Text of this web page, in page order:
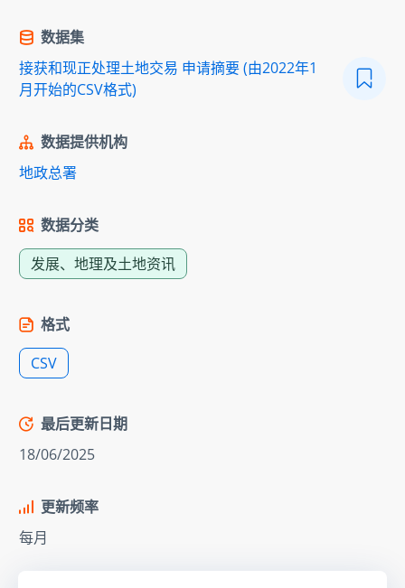
数据集
接获和现正处理土地交易 申请摘要 (由2022年1
月开始的CSV格式)
数据提供机构
地政总署
数据分类
发展、地理及土地资讯
格式
CSV
最后更新日期
18/06/2025
更新频率
每月